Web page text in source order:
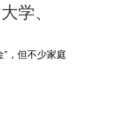
学、
，但不少家庭